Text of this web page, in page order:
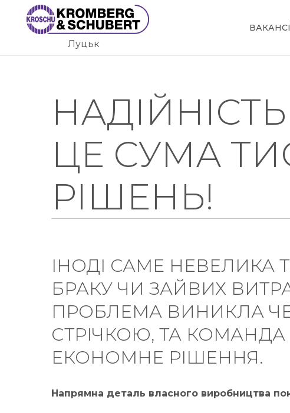
content
Луцьк
ЦЕ СУМА
РІШЕНЬ!
ІНОДІ САМЕ НЕВЕЛИКА
БРАКУ ЧИ ЗАЙВИХ
ПРОБЛЕМА ВИНИКЛА
СТРІЧКОЮ, ТА
ЕКОНОМНЕ РІШЕННЯ.
Напрямна деталь власного виробництва